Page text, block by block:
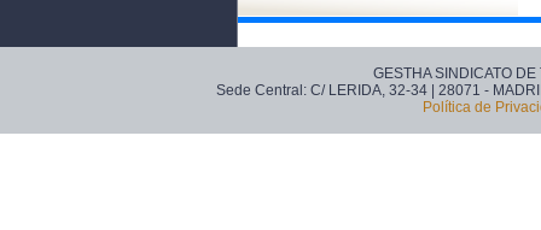
GESTHA SINDICATO
Sede Central: C/ LERIDA, 32-34 | 28071 -
Política de